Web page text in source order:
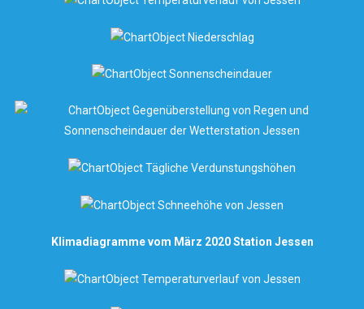
Klimadiagramme vom März 2020 Station Jessen